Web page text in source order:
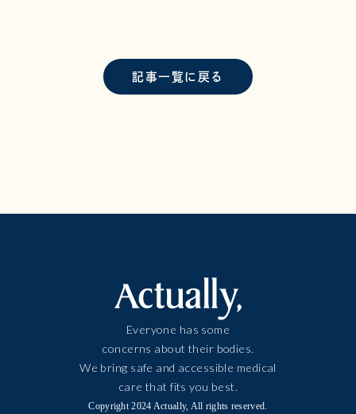
記事一覧に戻る
Everyone has some
concerns about their bodies.
We bring safe and accessible medical
care that fits you best.
Copyright 2024 Actually, All rights reserved.